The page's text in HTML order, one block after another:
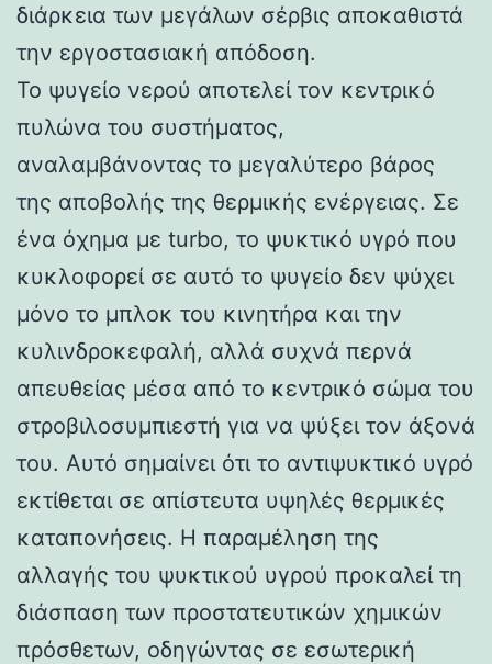
διάρκεια των μεγάλων σέρβις αποκαθιστά
την εργοστασιακή απόδοση.
Το ψυγείο νερού αποτελεί τον κεντρικό
πυλώνα του συστήματος,
αναλαμβάνοντας το μεγαλύτερο βάρος
της αποβολής της θερμικής ενέργειας. Σε
ένα όχημα με turbo, το ψυκτικό υγρό που
κυκλοφορεί σε αυτό το ψυγείο δεν ψύχει
μόνο το μπλοκ του κινητήρα και την
κυλινδροκεφαλή, αλλά συχνά περνά
απευθείας μέσα από το κεντρικό σώμα του
στροβιλοσυμπιεστή για να ψύξει τον άξονά
του. Αυτό σημαίνει ότι το αντιψυκτικό υγρό
εκτίθεται σε απίστευτα υψηλές θερμικές
καταπονήσεις. Η παραμέληση της
αλλαγής του ψυκτικού υγρού προκαλεί τη
διάσπαση των προστατευτικών χημικών
πρόσθετων, οδηγώντας σε εσωτερική